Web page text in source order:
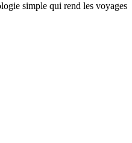
simple qui rend les voyages